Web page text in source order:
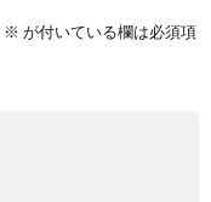
※ が付いている欄は必須項